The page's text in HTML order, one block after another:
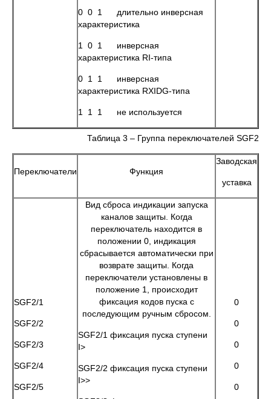
0 0 1 длительно инверсная
характеристика
1 0 1 инверсная
характеристика RI-типа
0 1 1 инверсная
характеристика RXIDG-типа
1 1 1 не используется
Таблица 3 – Группа переключателей SGF2
Переключатели Функция
Заводская
уставка
SGF2/1
SGF2/2
SGF2/3
SGF2/4
SGF2/5
Вид сброса индикации запуска
каналов защиты. Когда
переключатель находится в
положении 0, индикация
сбрасывается автоматически при
возврате защиты. Когда
переключатели установлены в
положение 1, происходит
фиксация кодов пуска с
последующим ручным сбросом.
SGF2/1 фиксация пуска ступени
I>
SGF2/2 фиксация пуска ступени
I>>
0
0
0
0
0